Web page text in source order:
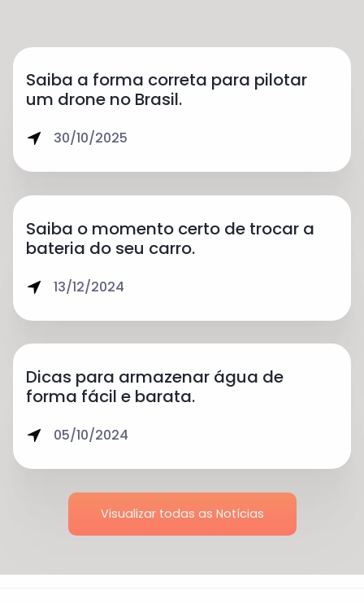
Saiba a forma correta para pilotar
um drone no Brasil.
30/10/2025
Saiba o momento certo de trocar a
bateria do seu carro.
13/12/2024
Dicas para armazenar água de
forma fácil e barata.
05/10/2024
Visualizar todas as Notícias